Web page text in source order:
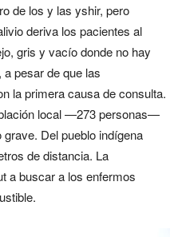
de los y las yshir, pero
deriva los pacientes al
gris y vacío donde no hay
pesar de que las
la primera causa de consulta.
local —273 personas—
Del pueblo indígena
de distancia. La
a buscar a los enfermos